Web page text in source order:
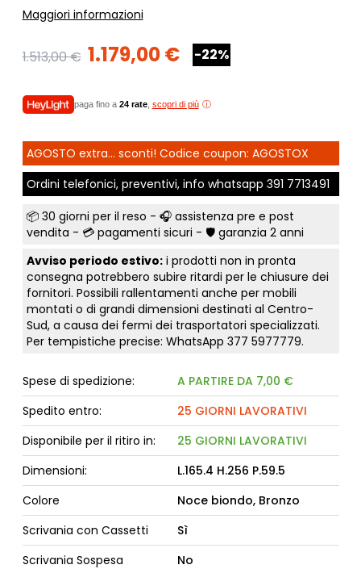
Maggiori informazioni
1.513,00 € 1.179,00 € -22%
paga fino a 24 rate, scopri di più
AGOSTO extra... sconti! Codice coupon: AGOSTOX
Ordini telefonici, preventivi, info whatsapp 391 7713491
📦 30 giorni per il reso - 🎧 assistenza pre e post
vendita - 💳 pagamenti sicuri - 🛡️ garanzia 2 anni
Avviso periodo estivo:i prodotti non in pronta
consegna potrebbero subire ritardi per le chiusure dei
fornitori. Possibili rallentamenti anche per mobili
montati o di grandi dimensioni destinati al Centro-
Sud, a causa dei fermi dei trasportatori specializzati.
Per tempistiche precise: WhatsApp 377 5977779.
Spese di spedizione:
A PARTIRE DA 7,00 €
Spedito entro:
25 GIORNI LAVORATIVI
Disponibile per il ritiro in:
25 GIORNI LAVORATIVI
Dimensioni:
L.165.4 H.256 P.59.5
Colore
Noce biondo, Bronzo
Scrivania con Cassetti
Sì
Scrivania Sospesa
No